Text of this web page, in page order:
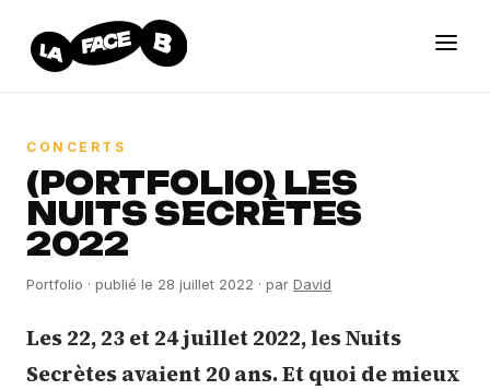
CONCERTS
(PORTFOLIO) LES
NUITS SECRÈTES
2022
Portfolio · publié le 28 juillet 2022 · par David
Les 22, 23 et 24 juillet 2022, les Nuits
Secrètes avaient 20 ans. Et quoi de mieux